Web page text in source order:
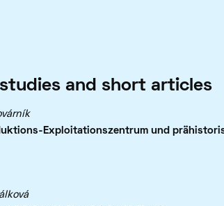
studies and short articles
Exploitationszentrum und